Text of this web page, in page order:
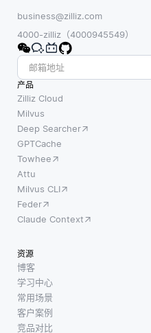
business@zilliz.com
4000-zilliz（4000945549）
产品
Zilliz Cloud
Milvus
Deep Searcher
GPTCache
Towhee
Attu
Milvus CLI
Feder
Claude Context
资源
博客
学习中心
常用场景
客户案例
竞品对比